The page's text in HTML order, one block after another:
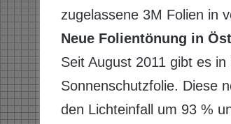
zugelassene 3M Folien in
Neue Folientönung in
Seit August 2011 gibt es
Sonnenschutzfolie. Diese
den Lichteinfall um 93 %